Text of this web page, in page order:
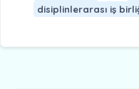
disiplinlerarası iş